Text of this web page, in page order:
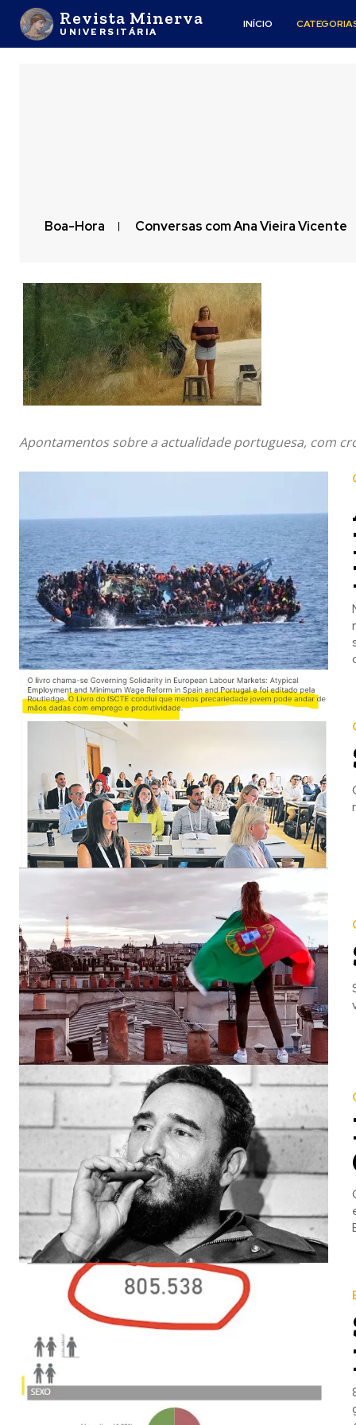
Revista Minerva
UNIVERSITÁRIA
INÍCIO
Boa-Hora Conversas com Ana Vieira Vicente
Apontamentos sobre a actualidade portuguesa, com